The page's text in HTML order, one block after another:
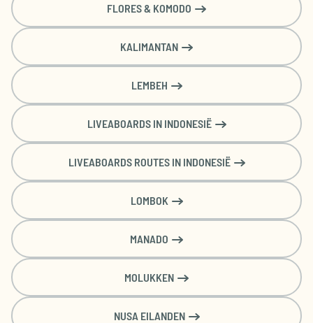
€
4095
€
4124
3962
4005
4027
FLORES & KOMODO
KALIMANTAN
LEMBEH
LIVEABOARDS IN INDONESIË
LIVEABOARDS ROUTES IN INDONESIË
LOMBOK
MANADO
MOLUKKEN
NUSA EILANDEN